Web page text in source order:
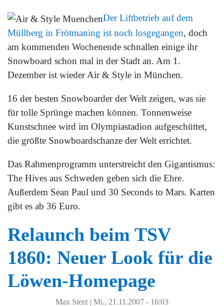
Der Liftbetrieb auf dem
Müllberg in Frötmaning ist noch losgegangen, doch
am kommenden Wochenende schnallen einige ihr
Snowboard schon mal in der Stadt an. Am 1.
Dezember ist wieder Air & Style in München.
16 der besten Snowboarder der Welt zeigen, was sie
für tolle Sprünge machen können. Tonnenweise
Kunstschnee wird im Olympiastadion aufgeschüttet,
die größte Snowboardschanze der Welt errichtet.
Das Rahmenprogramm unterstreicht den Gigantismus:
The Hives aus Schweden geben sich die Ehre.
Außerdem Sean Paul und 30 Seconds to Mars. Karten
gibt es ab 36 Euro.
Relaunch beim TSV
1860: Neuer Look für die
Löwen-Homepage
Max Sterz | Mi., 21.11.2007 - 16:03